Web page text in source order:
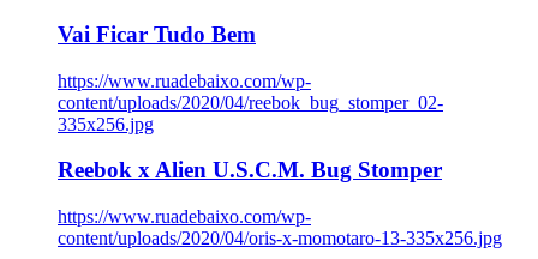
Vai Ficar Tudo Bem
https://www.ruadebaixo.com/wp-
content/uploads/2020/04/reebok_bug_stomper_02-
335x256.jpg
Reebok x Alien U.S.C.M. Bug Stomper
https://www.ruadebaixo.com/wp-
content/uploads/2020/04/oris-x-momotaro-13-335x256.jpg